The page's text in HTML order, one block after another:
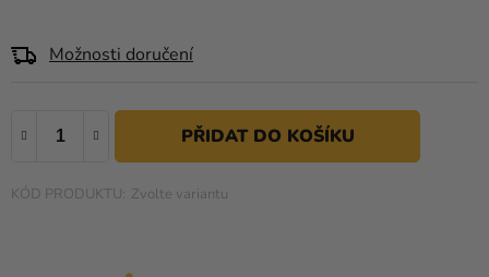
Novinky
Tipy
Možnosti doručení
Zvolte variantu